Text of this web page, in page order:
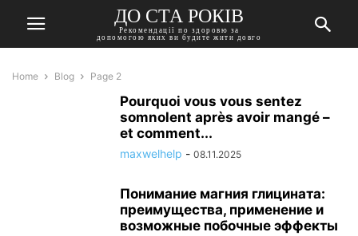
ДО СТА РОКІВ
Рекомендації по здоровю за
допомогою яких ви будите жити довго
Home Blog Page 2
Pourquoi vous vous sentez
somnolent après avoir mangé –
et comment...
maxwelhelp - 08.11.2025
Понимание магния глицината:
преимущества, применение и
возможные побочные эффекты